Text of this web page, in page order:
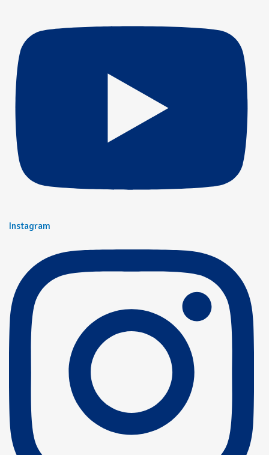
Instagram